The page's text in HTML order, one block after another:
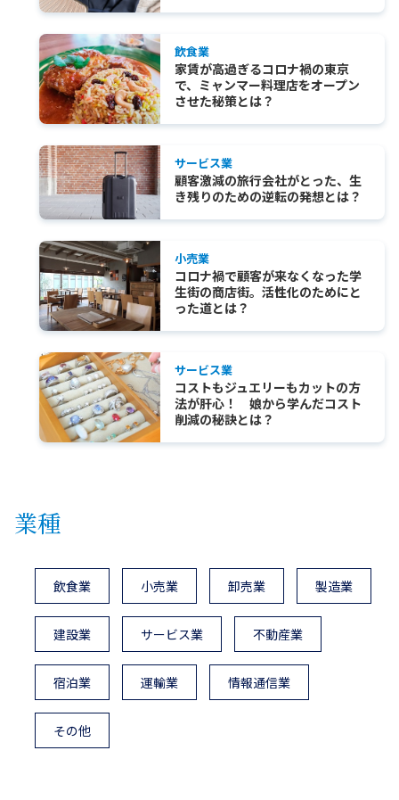
飲食業
家賃が高過ぎるコロナ禍の東京
で、ミャンマー料理店をオープン
させた秘策とは？
サービス業
顧客激減の旅行会社がとった、生
き残りのための逆転の発想とは？
小売業
コロナ禍で顧客が来なくなった学
生街の商店街。活性化のためにと
った道とは？
サービス業
コストもジュエリーもカットの方
法が肝心！ 娘から学んだコスト
削減の秘訣とは？
業種
飲食業 小売業 卸売業 製造業
建設業 サービス業 不動産業
宿泊業 運輸業 情報通信業
その他